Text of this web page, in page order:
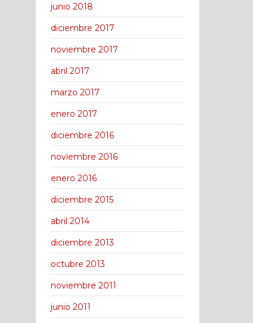
junio 2018
diciembre 2017
noviembre 2017
abril 2017
marzo 2017
enero 2017
diciembre 2016
noviembre 2016
enero 2016
diciembre 2015
abril 2014
diciembre 2013
octubre 2013
noviembre 2011
junio 2011